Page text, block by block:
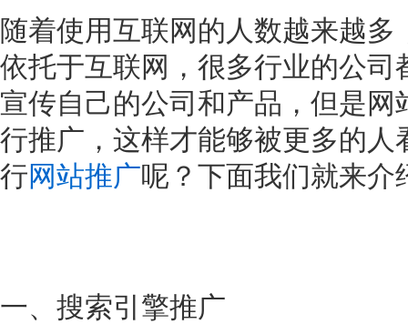
随着使用互联网的人数越来越
依托于互联网，很多行业的公
宣传自己的公司和产品，但是
行推广，这样才能够被更多的
行网站推广呢？下面我们就来介
一、搜索引擎推广